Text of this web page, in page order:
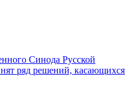
Синода Русской
ряд решений, касающихся